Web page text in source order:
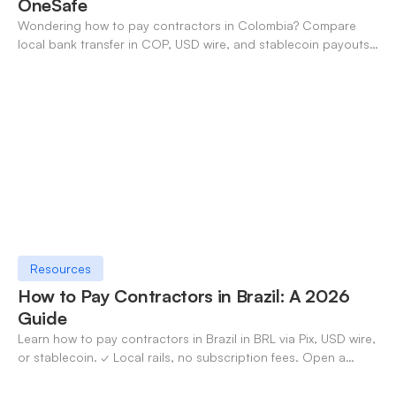
OneSafe
Wondering how to pay contractors in Colombia? Compare
local bank transfer in COP, USD wire, and stablecoin payouts.
Resources
How to Pay Contractors in Brazil: A 2026
Guide
Learn how to pay contractors in Brazil in BRL via Pix, USD wire,
or stablecoin. ✓ Local rails, no subscription fees. Open a